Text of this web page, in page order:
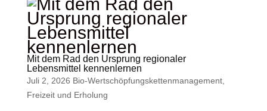
Mit dem Rad den Ursprung regionaler
Lebensmittel kennenlernen
Juli 2, 2026 Bio-Wertschöpfungskettenmanagement,
Freizeit und Erholung